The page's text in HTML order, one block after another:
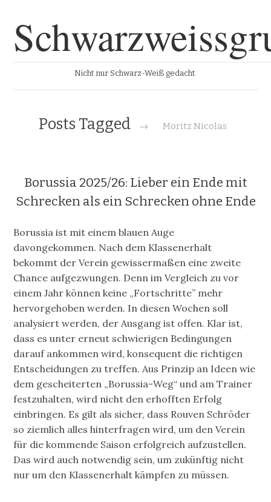
Nicht nur Schwarz-Weiß gedacht.
Posts Tagged → Moritz Nicolas
Borussia 2025/26: Lieber ein Ende mit
Schrecken als ein Schrecken ohne Ende
Borussia ist mit einem blauen Auge
davongekommen. Nach dem Klassenerhalt
bekommt der Verein gewissermaßen eine zweite
Chance aufgezwungen. Denn im Vergleich zu vor
einem Jahr können keine „Fortschritte” mehr
hervorgehoben werden. In diesen Wochen soll
analysiert werden, der Ausgang ist offen. Klar ist,
dass es unter erneut schwierigen Bedingungen
darauf ankommen wird, konsequent die richtigen
Entscheidungen zu treffen. Aus Prinzip an Ideen wie
dem gescheiterten „Borussia-Weg“ und am Trainer
festzuhalten, wird nicht den erhofften Erfolg
einbringen. Es gilt als sicher, dass Rouven Schröder
so ziemlich alles hinterfragen wird, um den Verein
für die kommende Saison erfolgreich aufzustellen.
Das wird auch notwendig sein, um zukünftig nicht
nur um den Klassenerhalt kämpfen zu müssen.